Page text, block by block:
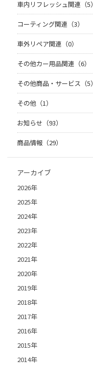
車内リフレッシュ関連（5）
コーティング関連（3）
車外リペア関連（0）
その他カー用品関連（6）
その他商品・サービス（5）
その他（1）
お知らせ（93）
商品情報（29）
アーカイブ
2026年
2025年
2024年
2023年
2022年
2021年
2020年
2019年
2018年
2017年
2016年
2015年
2014年